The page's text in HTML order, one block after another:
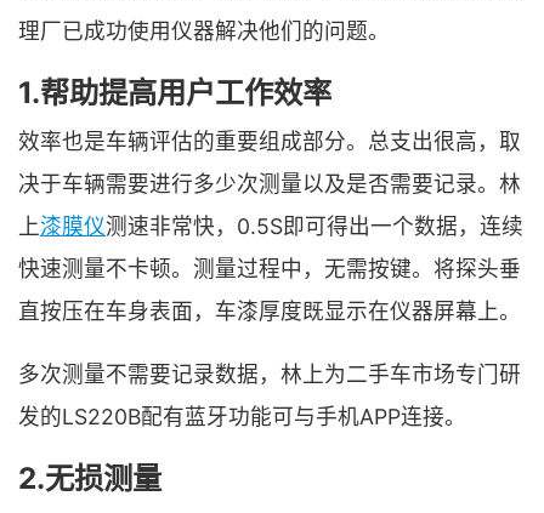
理厂已成功使用仪器解决他们的问题。
1.帮助提高用户工作效率
效率也是车辆评估的重要组成部分。总支出很高，取
决于车辆需要进行多少次测量以及是否需要记录。林
上漆膜仪测速非常快，0.5S即可得出一个数据，连续
快速测量不卡顿。测量过程中，无需按键。将探头垂
直按压在车身表面，车漆厚度既显示在仪器屏幕上。
多次测量不需要记录数据，林上为二手车市场专门研
发的LS220B配有蓝牙功能可与手机APP连接。
2.无损测量